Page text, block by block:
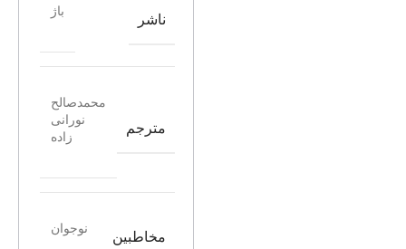
ناشر
باژ
مترجم
محمدصالح
نورانی
زاده
مخاطبین
نوجوان